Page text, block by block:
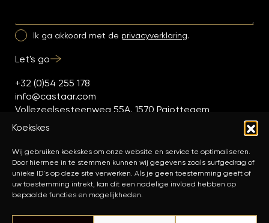
Koekskes
Wij gebruiken koekskes om onze website en service te optimaliseren.
Door hiermee in te stemmen kunnen wij gegevens zoals surfgedrag of
unieke ID's op deze site verwerken. Als je geen toestemming geeft of
uw toestemming intrekt, kan dit een nadelige invloed hebben op
bepaalde functies en mogelijkheden.
Ik ga akkoord met de privacyverklaring.
Let's go
+32 (0)54 255 178
info@castaar.com
Vollezeelsesteenweg 55A, 1570 Pajottegem